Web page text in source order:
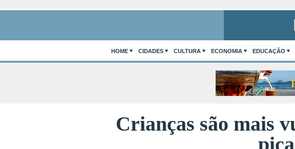
HOME CIDADES CULTURA ECONOMIA EDUCAÇÃO
Crianças são mais